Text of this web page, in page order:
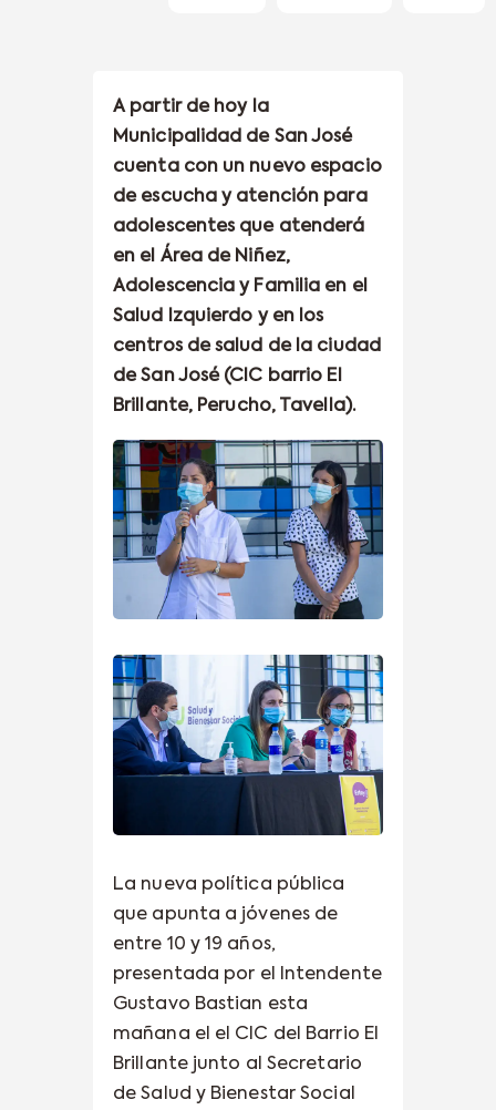
A partir de hoy la
Municipalidad de San José
cuenta con un nuevo espacio
de escucha y atención para
adolescentes que atenderá
en el Área de Niñez,
Adolescencia y Familia en el
Salud Izquierdo y en los
centros de salud de la ciudad
de San José (CIC barrio El
Brillante, Perucho, Tavella).
La nueva política pública
que apunta a jóvenes de
entre 10 y 19 años,
presentada por el Intendente
Gustavo Bastian esta
mañana el el CIC del Barrio El
Brillante junto al Secretario
de Salud y Bienestar Social